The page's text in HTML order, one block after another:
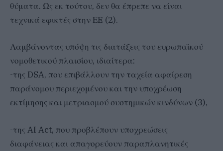
θύματα. Ως εκ τούτου, δεν θα έπρεπε να είναι
τεχνικά εφικτές στην ΕE (2).
Λαμβάνοντας υπόψη τις διατάξεις του ευρωπαϊκού
νομοθετικού πλαισίου, ιδιαίτερα:
-της DSA, που επιβάλλουν την ταχεία αφαίρεση
παράνομου περιεχομένου και την υποχρέωση
εκτίμησης και μετριασμού συστημικών κινδύνων (3),
-της AI Act, που προβλέπουν υποχρεώσεις
διαφάνειας και απαγορεύουν παραπλανητικές